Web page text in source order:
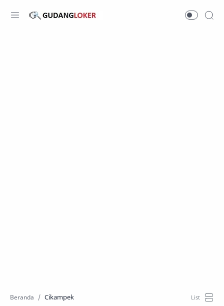
Cikampek